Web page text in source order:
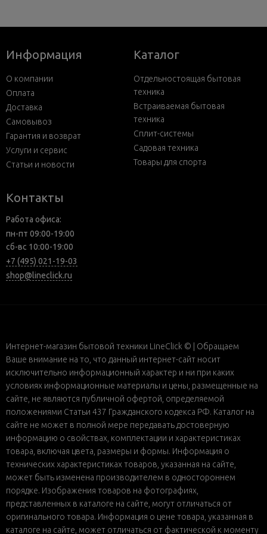
Информация
О компании
Оплата
Доставка
Самовывоз
Гарантия и возврат
Услуги и сервис
Статьи и новости
Каталог
Отдельностоящая бытовая
техника
Встраиваемая бытовая
техника
Сплит-системы
Садовая техника
Товары для спорта
Контакты
Работа офиса:
пн-пт 09:00-19:00
сб-вс 10:00-19:00
+7 (495) 021-19-03
shop@lineclick.ru
Интернет-магазин бытовой техники LineClick © | Обращаем
Ваше внимание на то, что данный интернет-сайт носит
исключительно информационный характер и ни при каких
условиях информационные материалы и цены, размещенные на
сайте, не являются публичной офертой, определяемой
положениями Статьи 437 Гражданского кодекса РФ. Каталог на
сайте не может в полной мере передавать достоверную
информацию о свойствах, комплектации и характеристиках
товара, включая цвета, размеры и формы. Информация о
технических характеристиках товаров, указанная на сайте,
может быть изменена производителем в одностороннем
порядке. Изображения товаров на фотографиях,
представленных в каталоге на сайте, могут отличаться от
оригинального товара. Информация о цене товара, указанная в
каталоге на сайте, может отличаться от фактической к моменту